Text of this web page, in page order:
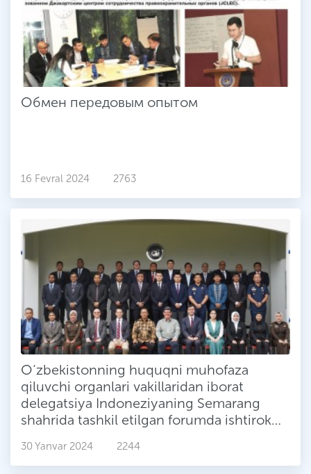
Обмен передовым опытом
16 Fevral 2024 2763
O‘zbekistonning huquqni muhofaza
qiluvchi organlari vakillaridan iborat
delegatsiya Indoneziyaning Semarang
shahrida tashkil etilgan forumda ishtirok
30 Yanvar 2024 2244